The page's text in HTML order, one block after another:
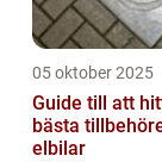
05 oktober 2025
Guide till att
bästa
elbilar